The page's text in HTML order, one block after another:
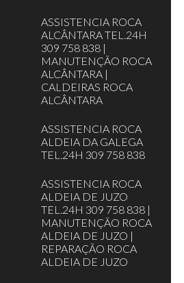
ASSISTENCIA ROCA
ALCÂNTARA TEL.24H
309 758 838 |
MANUTENÇÃO ROCA
ALCÂNTARA |
CALDEIRAS ROCA
ALCÂNTARA
ASSISTENCIA ROCA
ALDEIA DA GALEGA
TEL.24H 309 758 838
ASSISTENCIA ROCA
ALDEIA DE JUZO
TEL.24H 309 758 838 |
MANUTENÇÃO ROCA
ALDEIA DE JUZO |
REPARAÇÃO ROCA
ALDEIA DE JUZO